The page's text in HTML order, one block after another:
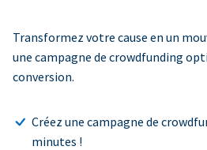
Transformez votre cause en un
une campagne de crowdfunding
conversion.
Créez une campagne de
minutes !